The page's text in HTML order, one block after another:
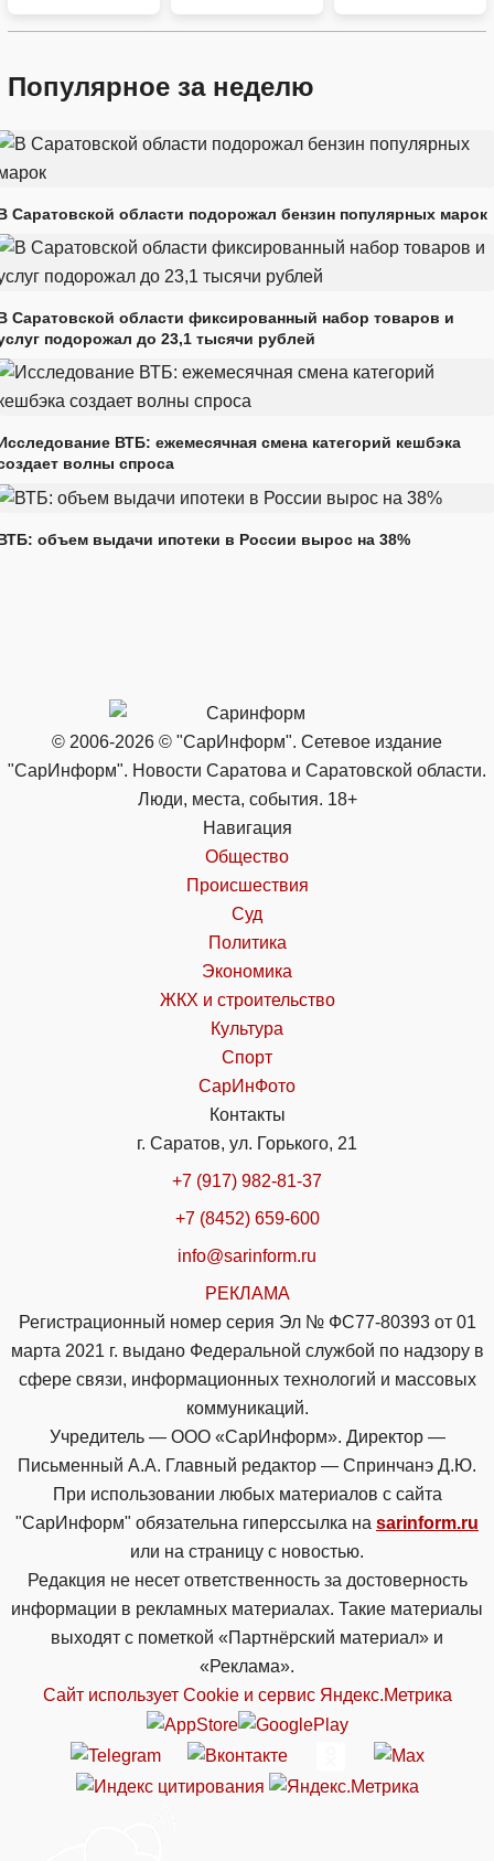
Популярное за неделю
Саратовской области подорожал бензин популярных марок
Саратовской области фиксированный набор товаров и
подорожал до 23,1 тысячи рублей
ВТБ: ежемесячная смена категорий кешбэка
волны спроса
объем выдачи ипотеки в России вырос на 38%
© 2006-2026 © "СарИнформ". Сетевое издание
"СарИнформ". Новости Саратова и Саратовской области.
Люди, места, события. 18+
Навигация
Общество
Происшествия
Суд
Политика
Экономика
ЖКХ и строительство
Культура
Спорт
СарИнФото
Контакты
г. Саратов, ул. Горького, 21
+7 (917) 982-81-37
+7 (8452) 659-600
info@sarinform.ru
РЕКЛАМА
Регистрационный номер серия Эл № ФС77-80393 от 01
марта 2021 г. выдано Федеральной службой по надзору в
сфере связи, информационных технологий и массовых
коммуникаций.
Учредитель — ООО «СарИнформ». Директор —
Письменный А.А. Главный редактор — Спринчанэ Д.Ю.
При использовании любых материалов с сайта
"СарИнформ" обязательна гиперссылка на sarinform.ru
или на страницу с новостью.
Редакция не несет ответственность за достоверность
информации в рекламных материалах. Такие материалы
выходят с пометкой «Партнёрский материал» и
«Реклама».
Сайт использует Cookie и сервиc Яндекс.Метрика